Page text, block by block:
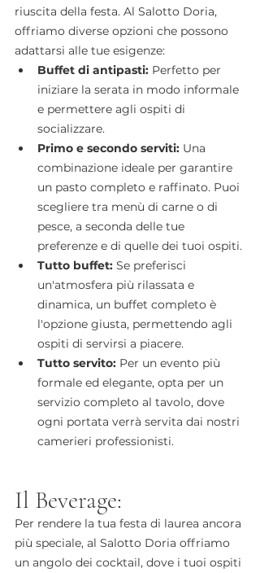
riuscita della festa. Al Salotto Doria,
offriamo diverse opzioni che possono
adattarsi alle tue esigenze:
Buffet di antipasti: Perfetto per
iniziare la serata in modo informale
e permettere agli ospiti di
socializzare.
Primo e secondo serviti: Una
combinazione ideale per garantire
un pasto completo e raffinato. Puoi
scegliere tra menù di carne o di
pesce, a seconda delle tue
preferenze e di quelle dei tuoi ospiti.
Tutto buffet: Se preferisci
un'atmosfera più rilassata e
dinamica, un buffet completo è
l'opzione giusta, permettendo agli
ospiti di servirsi a piacere.
Tutto servito: Per un evento più
formale ed elegante, opta per un
servizio completo al tavolo, dove
ogni portata verrà servita dai nostri
camerieri professionisti.
Il Beverage:
Per rendere la tua festa di laurea ancora
più speciale, al Salotto Doria offriamo
un angolo dei cocktail, dove i tuoi ospiti